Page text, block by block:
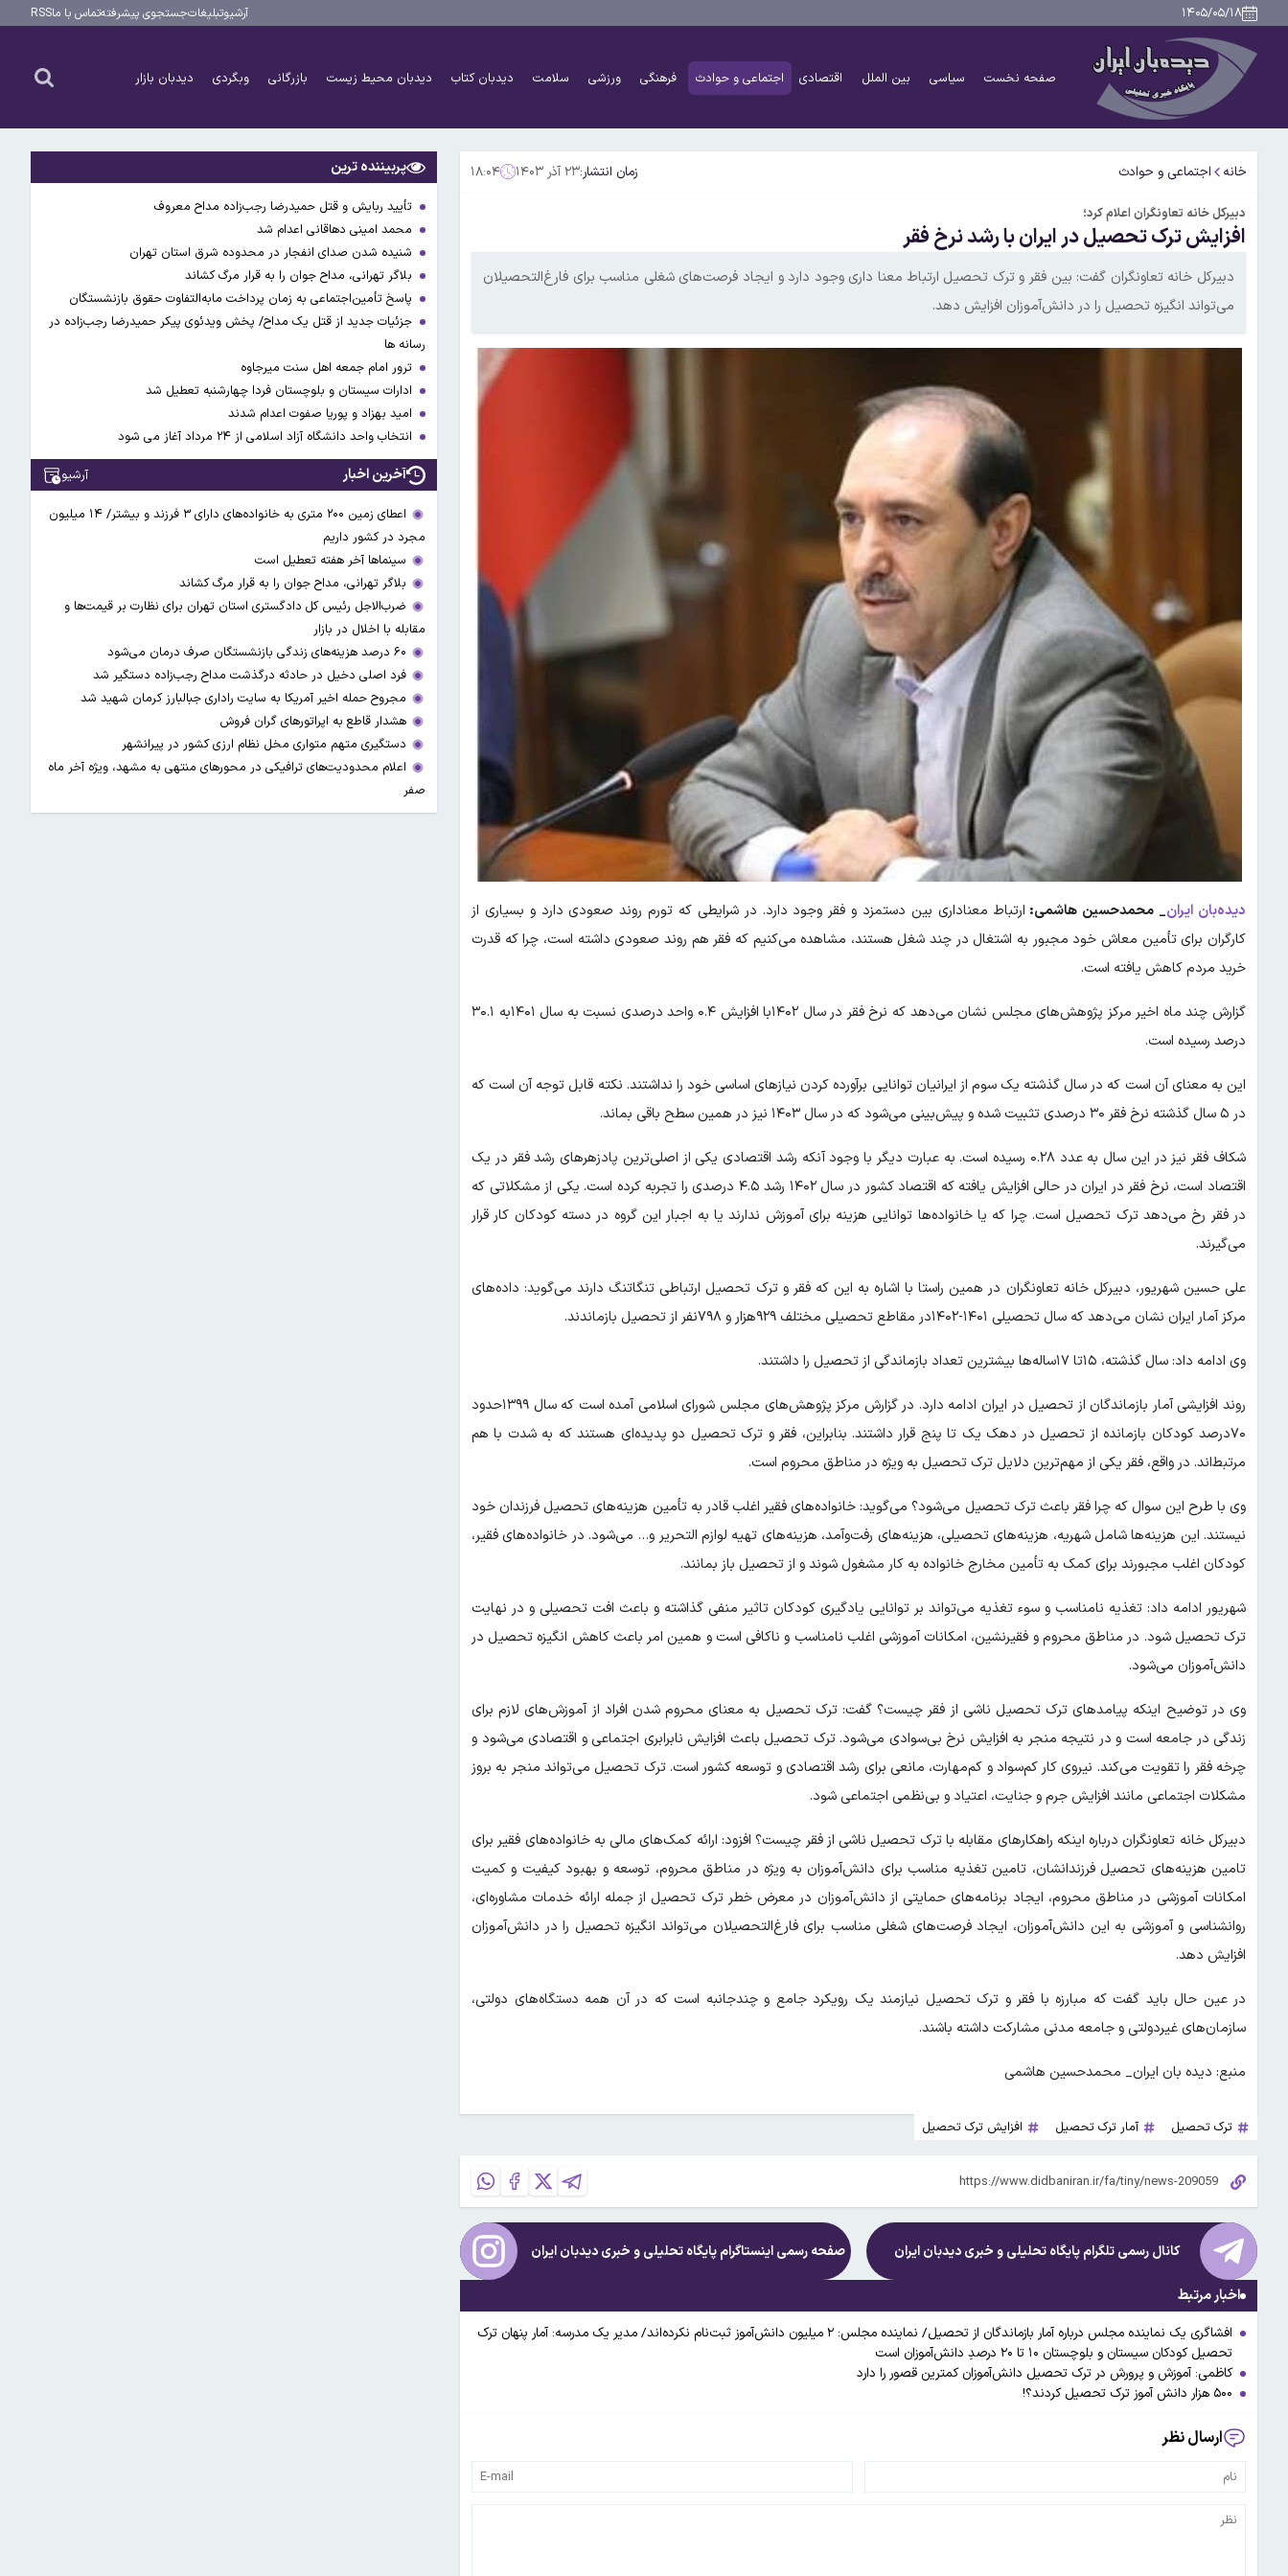
۱۴۰۵/۰۵/۱۸ آرشیوتبلیغاتجستجوی پیشرفتهتماس با ماRSS
صفحه نخست سیاسی بین الملل اقتصادی اجتماعی و حوادث فرهنگی ورزشی سلامت دیدبان کتاب دیدبان محیط زیست بازرگانی وبگردی دیدبان بازار
خانه اجتماعی و حوادث زمان انتشار:۲۳ آذر ۱۴۰۳ ۱۸:۰۴
دبیرکل خانه تعاونگران اعلام کرد؛
افزایش ترک تحصیل در ایران با رشد نرخ فقر
دبیرکل خانه تعاونگران گفت: بین فقر و ترک تحصیل ارتباط معنا داری وجود دارد و ایجاد فرصت‌های شغلی مناسب برای فارغ‌التحصیلان
می‌تواند انگیزه تحصیل را در دانش‌آموزان افزایش دهد.
دیده‌بان ایران_ محمدحسین هاشمی: ارتباط معناداری بین دستمزد و فقر وجود دارد. در شرایطی که تورم روند صعودی دارد و بسیاری از
کارگران برای تأمین معاش خود مجبور به اشتغال در چند شغل هستند، مشاهده می‌کنیم که فقر هم روند صعودی داشته است، چرا که قدرت
خرید مردم کاهش یافته است.
گزارش چند ماه اخیر مرکز پژوهش‌های مجلس نشان می‌دهد که نرخ فقر در سال ۱۴۰۲با افزایش ۰.۴ واحد درصدی نسبت به سال ۱۴۰۱به ۳۰.۱
درصد رسیده است.
این به معنای آن است که در سال گذشته یک سوم از ایرانیان توانایی برآورده کردن نیازهای اساسی خود را نداشتند. نکته قابل توجه آن است که
در ۵ سال گذشته نرخ فقر ۳۰ درصدی تثبیت شده و پیش‌بینی می‌شود که در سال ۱۴۰۳ نیز در همین سطح باقی بماند.
شکاف فقر نیز در این سال به عدد ۰.۲۸ رسیده است. به عبارت دیگر با وجود آنکه رشد اقتصادی یکی از اصلی‌ترین پادزهرهای رشد فقر در یک
اقتصاد است، نرخ فقر در ایران در حالی افزایش یافته که اقتصاد کشور در سال ۱۴۰۲ رشد ۴.۵ درصدی را تجربه کرده است. یکی از مشکلاتی که
در فقر رخ می‌دهد ترک تحصیل است. چرا که یا خانواده‌ها توانایی هزینه برای آموزش ندارند یا به اجبار این گروه در دسته کودکان کار قرار
می‌گیرند.
علی حسین شهریور، دبیرکل خانه تعاونگران در همین راستا با اشاره به این که فقر و ترک تحصیل ارتباطی تنگاتنگ دارند می‌گوید: داده‌های
مرکز آمار ایران نشان می‌دهد که سال تحصیلی ۱۴۰۱-۱۴۰۲در مقاطع تحصیلی مختلف ۹۲۹هزار و ۷۹۸نفر از تحصیل بازماندند.
وی ادامه داد: سال گذشته، ۱۵تا ۱۷ساله‌ها بیشترین تعداد بازماندگی از تحصیل را داشتند.
روند افزایشی آمار بازماندگان از تحصیل در ایران ادامه دارد. در گزارش مرکز پژوهش‌های مجلس شورای اسلامی آمده است که سال ۱۳۹۹حدود
۷۰درصد کودکان بازمانده از تحصیل در دهک یک تا پنج قرار داشتند. بنابراین، فقر و ترک تحصیل دو پدیده‌ای هستند که به شدت با هم
مرتبط‌اند. در واقع، فقر یکی از مهم‌ترین دلایل ترک تحصیل به ویژه در مناطق محروم است.
وی با طرح این سوال که چرا فقر باعث ترک تحصیل می‌شود؟ می‌گوید: خانواده‌های فقیر اغلب قادر به تأمین هزینه‌های تحصیل فرزندان خود
نیستند. این هزینه‌ها شامل شهریه، هزینه‌های تحصیلی، هزینه‌های رفت‌وآمد، هزینه‌های تهیه لوازم التحریر و… می‌شود. در خانواده‌های فقیر،
کودکان اغلب مجبورند برای کمک به تأمین مخارج خانواده به کار مشغول شوند و از تحصیل باز بمانند.
شهریور ادامه داد: تغذیه نامناسب و سوء تغذیه می‌تواند بر توانایی یادگیری کودکان تاثیر منفی گذاشته و باعث افت تحصیلی و در نهایت
ترک تحصیل شود. در مناطق محروم و فقیرنشین، امکانات آموزشی اغلب نامناسب و ناکافی است و همین امر باعث کاهش انگیزه تحصیل در
دانش‌آموزان می‌شود.
وی در توضیح اینکه پیامدهای ترک تحصیل ناشی از فقر چیست؟ گفت: ترک تحصیل به معنای محروم شدن افراد از آموزش‌های لازم برای
زندگی در جامعه است و در نتیجه منجر به افزایش نرخ بی‌سوادی می‌شود. ترک تحصیل باعث افزایش نابرابری اجتماعی و اقتصادی می‌شود و
چرخه فقر را تقویت می‌کند. نیروی کار کم‌سواد و کم‌مهارت، مانعی برای رشد اقتصادی و توسعه کشور است. ترک تحصیل می‌تواند منجر به بروز
مشکلات اجتماعی مانند افزایش جرم و جنایت، اعتیاد و بی‌نظمی اجتماعی شود.
دبیرکل خانه تعاونگران درباره اینکه راهکارهای مقابله با ترک تحصیل ناشی از فقر چیست؟ افزود: ارائه کمک‌های مالی به خانواده‌های فقیر برای
تامین هزینه‌های تحصیل فرزندانشان، تامین تغذیه مناسب برای دانش‌آموزان به ویژه در مناطق محروم، توسعه و بهبود کیفیت و کمیت
امکانات آموزشی در مناطق محروم، ایجاد برنامه‌های حمایتی از دانش‌آموزان در معرض خطر ترک تحصیل از جمله ارائه خدمات مشاوره‌ای،
روانشناسی و آموزشی به این دانش‌آموزان، ایجاد فرصت‌های شغلی مناسب برای فارغ‌التحصیلان می‌تواند انگیزه تحصیل را در دانش‌آموزان
افزایش دهد.
در عین حال باید گفت که مبارزه با فقر و ترک تحصیل نیازمند یک رویکرد جامع و چندجانبه است که در آن همه دستگاه‌های دولتی،
سازمان‌های غیردولتی و جامعه مدنی مشارکت داشته باشند.
منبع: دیده بان ایران_ محمدحسین هاشمی
ترک تحصیل آمار ترک تحصیل افزایش ترک تحصیل
کانال رسمی تلگرام پایگاه تحلیلی و خبریدیدبان ایران صفحه رسمی اینستاگرام پایگاه تحلیلی و خبریدیدبان ایران
اخبار مرتبط
افشاگری یک نماینده مجلس درباره آمار بازماندگان از تحصیل/ نماینده مجلس: ۲ میلیون دانش‌آموز ثبت‌‎نام نکرده‌اند/ مدیر یک مدرسه: آمار پنهان ترک
تحصیل کودکان سیستان و بلوچستان ۱۰ تا ۲۰ درصدِ دانش‌آموزان است
کاظمی: آموزش و پرورش در ترک تحصیل دانش‌آموزان کمترین قصور را دارد
۵۰۰ هزار دانش آموز ترک تحصیل کردند؟!
ارسال نظر
پربیننده ترین
تأیید ربایش و قتل حمیدرضا رجب‌زاده مداح معروف
محمد امینی دهاقانی اعدام شد
شنیده شدن صدای انفجار در محدوده شرق استان تهران
بلاگر تهرانی، مداح جوان را به قرار مرگ کشاند
پاسخ تأمین‌اجتماعی به زمان پرداخت مابه‌التفاوت حقوق بازنشستگان
جزئیات جدید از قتل یک مداح/ پخش ویدئوی پیکر حمیدرضا رجب‌زاده در
رسانه ها
ترور امام جمعه اهل سنت میرجاوه
ادارات سیستان و بلوچستان فردا چهارشنبه تعطیل شد
امید بهزاد و پوریا صفوت اعدام شدند
انتخاب واحد دانشگاه آزاد اسلامی از ۲۴ مرداد آغاز می شود
آخرین اخبار آرشیو
اعطای زمین ۲۰۰ متری به خانواده‌های دارای ۳ فرزند و بیشتر/ ۱۴ میلیون
مجرد در کشور داریم
سینماها آخر هفته تعطیل است
بلاگر تهرانی، مداح جوان را به قرار مرگ کشاند
ضرب‌الاجل رئیس کل دادگستری استان تهران برای نظارت بر قیمت‌ها و
مقابله با اخلال در بازار
۶۰ درصد هزینه‌های زندگی بازنشستگان صرف درمان می‌شود
فرد اصلی دخیل در حادثه درگذشت مداح رجب‌زاده دستگیر شد
مجروح حمله اخیر آمریکا به سایت راداری جبالبارز کرمان شهید شد
هشدار قاطع به اپراتورهای گران فروش
دستگیری متهم متواری مخل نظام ارزی کشور در پیرانشهر
اعلام محدودیت‌های ترافیکی در محورهای منتهی به مشهد، ویژه آخر ماه
صفر